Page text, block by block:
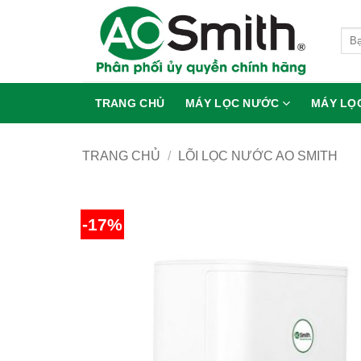
Tìm
TRANG CHỦ MÁY LỌC NƯỚC MÁY
TRANG CHỦ / LÕI LỌC NƯỚC AO SMITH
-17%